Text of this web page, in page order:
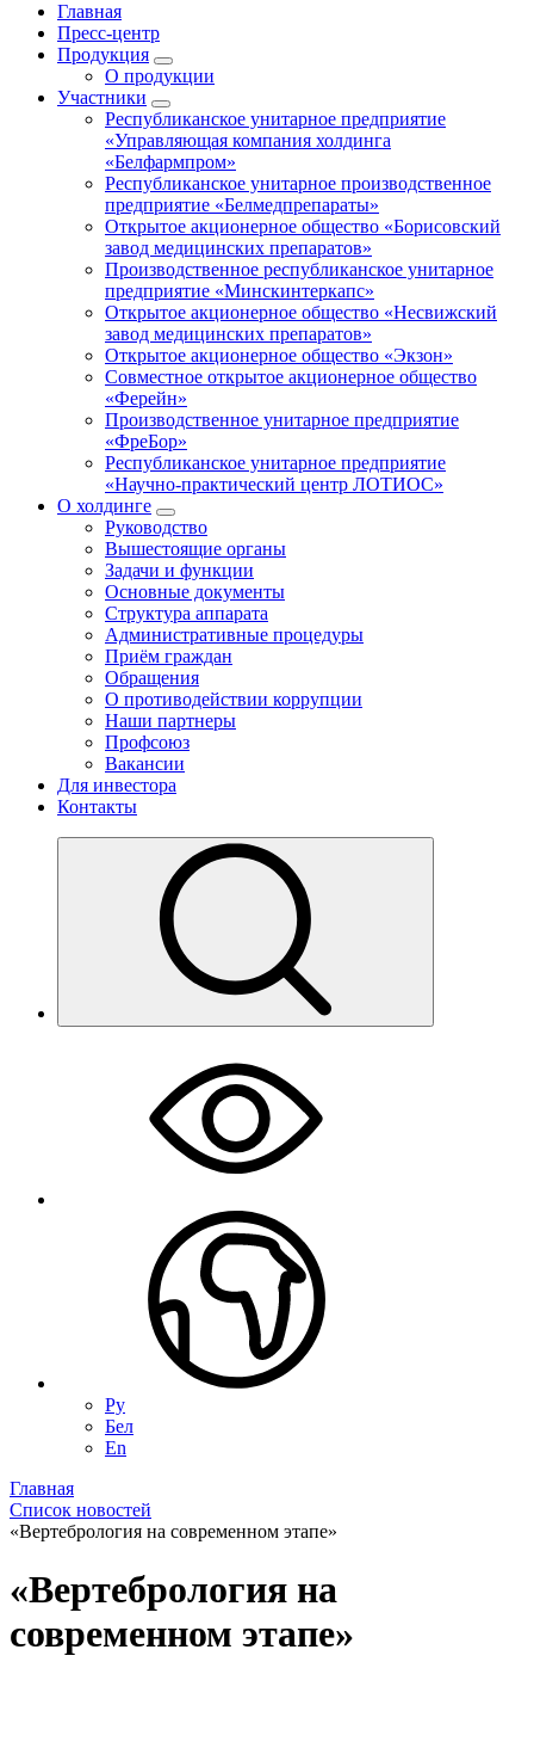
Главная
Пресс-центр
Продукция
О продукции
Участники
Республиканское унитарное предприятие
«Управляющая компания холдинга
«Белфармпром»
Республиканское унитарное производственное
предприятие «Белмедпрепараты»
Открытое акционерное общество «Борисовский
завод медицинских препаратов»
Производственное республиканское унитарное
предприятие «Минскинтеркапс»
Открытое акционерное общество «Несвижский
завод медицинских препаратов»
Открытое акционерное общество «Экзон»
Совместное открытое акционерное общество
«Ферейн»
Производственное унитарное предприятие
«ФреБор»
Республиканское унитарное предприятие
«Научно-практический центр ЛОТИОС»
О холдинге
Руководство
Вышестоящие органы
Задачи и функции
Основные документы
Структура аппарата
Административные процедуры
Приём граждан
Обращения
О противодействии коррупции
Наши партнеры
Профсоюз
Вакансии
Для инвестора
Контакты
Ру
Бел
En
Главная
Список новостей
«Вертебрология на современном этапе»
«Вертебрология на
современном этапе»